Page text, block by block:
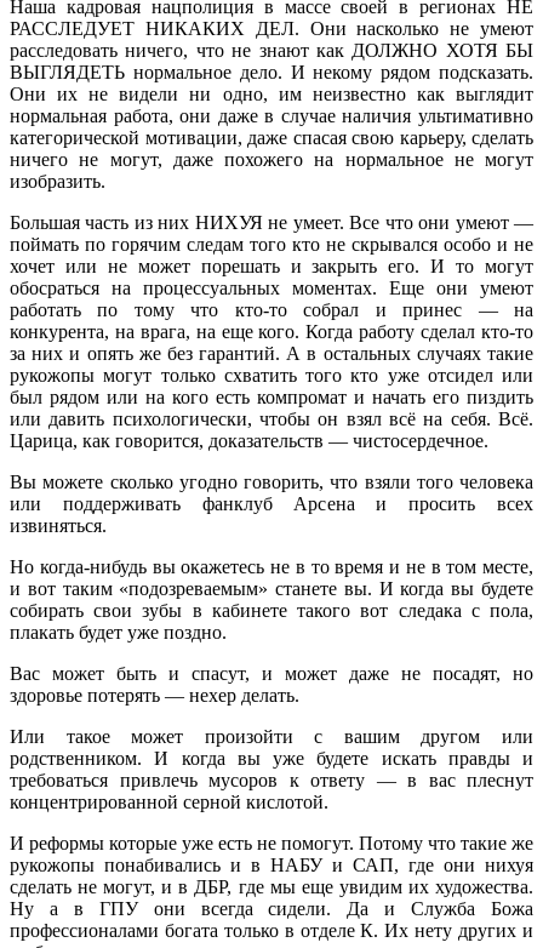
Наша кадровая нацполиция в массе своей в регионах НЕ
РАССЛЕДУЕТ НИКАКИХ ДЕЛ. Они насколько не умеют
расследовать ничего, что не знают как ДОЛЖНО ХОТЯ БЫ
ВЫГЛЯДЕТЬ нормальное дело. И некому рядом подсказать.
Они их не видели ни одно, им неизвестно как выглядит
нормальная работа, они даже в случае наличия ультимативно
категорической мотивации, даже спасая свою карьеру, сделать
ничего не могут, даже похожего на нормальное не могут
изобразить.
Большая часть из них НИХУЯ не умеет. Все что они умеют —
поймать по горячим следам того кто не скрывался особо и не
хочет или не может порешать и закрыть его. И то могут
обосраться на процессуальных моментах. Еще они умеют
работать по тому что кто-то собрал и принес — на
конкурента, на врага, на еще кого. Когда работу сделал кто-то
за них и опять же без гарантий. А в остальных случаях такие
рукожопы могут только схватить того кто уже отсидел или
был рядом или на кого есть компромат и начать его пиздить
или давить психологически, чтобы он взял всё на себя. Всё.
Царица, как говорится, доказательств — чистосердечное.
Вы можете сколько угодно говорить, что взяли того человека
или поддерживать фанклуб Арсена и просить всех
извиняться.
Но когда-нибудь вы окажетесь не в то время и не в том месте,
и вот таким «подозреваемым» станете вы. И когда вы будете
собирать свои зубы в кабинете такого вот следака с пола,
плакать будет уже поздно.
Вас может быть и спасут, и может даже не посадят, но
здоровье потерять — нехер делать.
Или такое может произойти с вашим другом или
родственником. И когда вы уже будете искать правды и
требоваться привлечь мусоров к ответу — в вас плеснут
концентрированной серной кислотой.
И реформы которые уже есть не помогут. Потому что такие же
рукожопы понабивались и в НАБУ и САП, где они нихуя
сделать не могут, и в ДБР, где мы еще увидим их художества.
Ну а в ГПУ они всегда сидели. Да и Служба Божа
профессионалами богата только в отделе К. Их нету других и